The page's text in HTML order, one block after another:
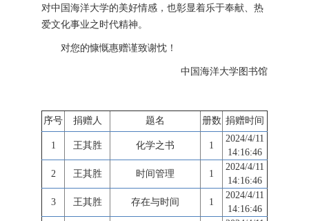
对中国海洋大学的美好情感，也彰显着乐于奉献、热
爱文化事业之时代精神。
对您的慷慨惠赠谨致谢忱！
中国海洋大学图书馆
序号 捐赠人 题名 册数 捐赠时间
1 王其胜 化学之书 1
2024/4/11
14:16:46
2 王其胜 时间管理 1
2024/4/11
14:16:46
3 王其胜 存在与时间 1
2024/4/11
14:16:46